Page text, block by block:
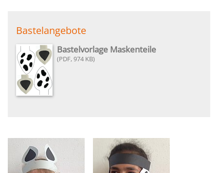
Bastelangebote
Bastelvorlage Maskenteile
974 KB